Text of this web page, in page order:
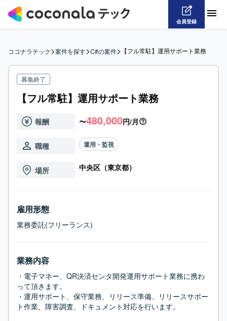
会員登録
ココナラテック>案件を探す>C#の案件> 【フル常駐】運用サポート業務
募集終了
【フル常駐】運用サポート業務
報酬 〜480,000円/月
職種 運用・監視
場所 中央区（東京都）
雇用形態
業務委託(フリーランス)
業務内容
・電子マネー、QR決済センタ開発運用サポート業務に携わ
って頂きます。
・運用サポート、保守業務、リリース準備、リリースサポー
ト作業、障害調査、ドキュメント対応を行います。